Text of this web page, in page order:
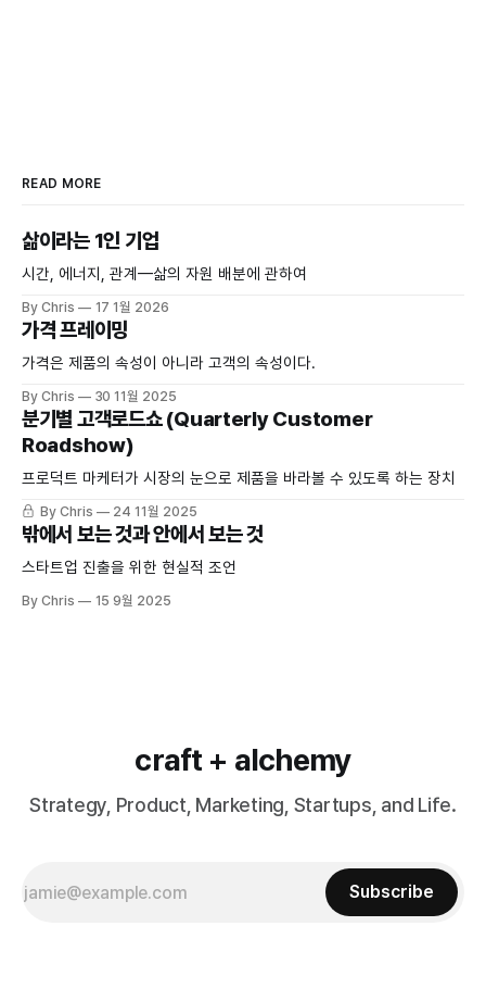
READ MORE
삶이라는 1인 기업
시간, 에너지, 관계—삶의 자원 배분에 관하여
By Chris 17 1월 2026
가격 프레이밍
가격은 제품의 속성이 아니라 고객의 속성이다.
By Chris 30 11월 2025
분기별 고객로드쇼 (Quarterly Customer
Roadshow)
프로덕트 마케터가 시장의 눈으로 제품을 바라볼 수 있도록 하는 장치
By Chris 24 11월 2025
밖에서 보는 것과 안에서 보는 것
스타트업 진출을 위한 현실적 조언
By Chris 15 9월 2025
craft + alchemy
Strategy, Product, Marketing, Startups, and Life.
Subscribe